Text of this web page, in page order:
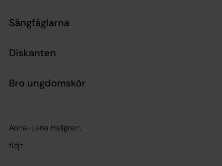
Sångfåglarna
Diskanten
Bro ungdomskör
Anna-Lena Hallgren,
flöjt